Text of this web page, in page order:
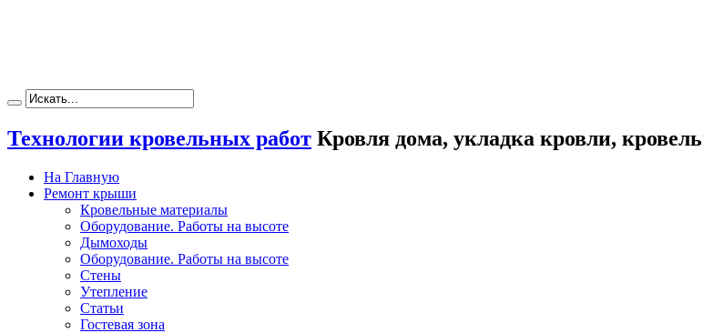
Технологии кровельных работ Кровля дома, укладка кровли,
На Главную
Ремонт крыши
Кровельные материалы
Оборудование. Работы на высоте
Дымоходы
Оборудование. Работы на высоте
Стены
Утепление
Статьи
Гостевая зона